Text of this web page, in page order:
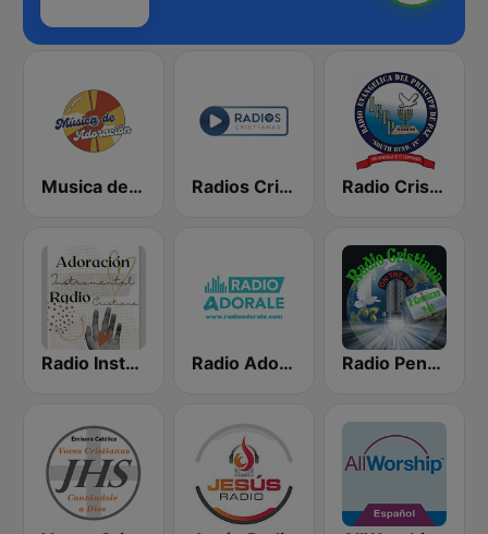
Musica de Adoracion Radios Cristianas Radio Cristiana Principe de Paz
Radio Instrumental Cristiana Radio Adorale Radio Pentecostes Cristiana